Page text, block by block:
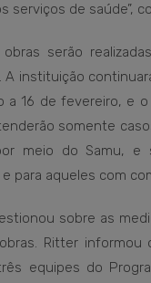
serviços de saúde”,
obras serão
A instituição
a 16 de fevereiro, e
somente
meio do Samu, e
para aqueles com
sobre as
Ritter
equipes do